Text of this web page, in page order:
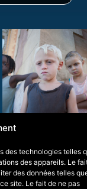
des technologies telles
des appareils. Le
des données telles
site. Le fait de ne pas